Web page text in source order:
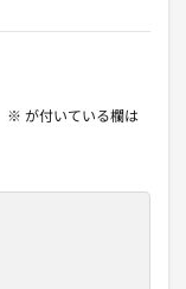
※ が付いている欄は